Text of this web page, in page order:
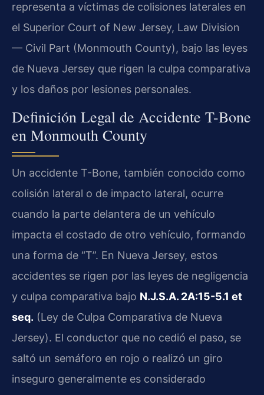
representa a víctimas de colisiones laterales en
el Superior Court of New Jersey, Law Division
— Civil Part (Monmouth County), bajo las leyes
de Nueva Jersey que rigen la culpa comparativa
y los daños por lesiones personales.
Definición Legal de Accidente T-Bone
en Monmouth County
Un accidente T-Bone, también conocido como
colisión lateral o de impacto lateral, ocurre
cuando la parte delantera de un vehículo
impacta el costado de otro vehículo, formando
una forma de “T”. En Nueva Jersey, estos
accidentes se rigen por las leyes de negligencia
y culpa comparativa bajo N.J.S.A. 2A:15-5.1 et
seq. (Ley de Culpa Comparativa de Nueva
Jersey). El conductor que no cedió el paso, se
saltó un semáforo en rojo o realizó un giro
inseguro generalmente es considerado